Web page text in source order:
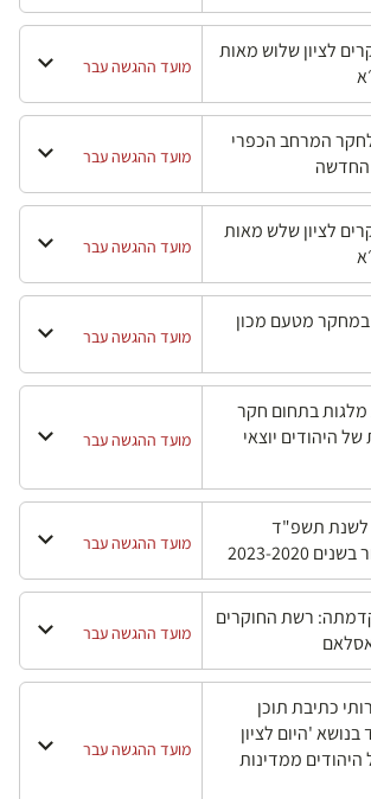
לציון שלוש מאות
מועד ההגשה עבר
המרחב הכפרי
החדשה
מועד ההגשה עבר
לציון שלש מאות
מועד ההגשה עבר
מטעם מכון
מועד ההגשה עבר
בתחום חקר
היהודים יוצאי
מועד ההגשה עבר
לשנת תשפ"ד
2023-2020
מועד ההגשה עבר
רשת החוקרים
מועד ההגשה עבר
כתיבת תוכן
'היום לציון
היהודים ממדינות
מועד ההגשה עבר